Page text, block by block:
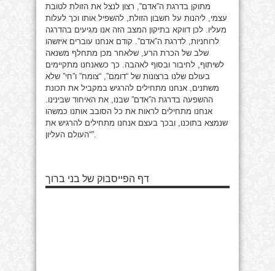
מתוקן בדרגת ה”אדם”, רצון לנצל את הזולת לטובת
עצמי, ליהנות על חשבון הזולת, להשפיל אותו וכך לעלות
מעליו. לכן דווקא בתיקון המצב הזה אנו מגיעים בהדרגה
לרוחניות, לדרגת ה”אדם”. קודם אנחנו עוברים איזשהו
שלב של הכרת הרע, שלאחר מכן מתחלף משנאה
לשיתוף, לחיבור ובסוף לאהבה. כך כשאנחנו מתקיימים
בעולם שלנו ברצונות של “דומם”, “צומח” ו”חי” שלא
משתנים, אנחנו מתחילים להרגיש במקביל את תכונת
ההשפעה בדרגת ה”אדם” שבנו, את האיחוד שבינינו.
אנחנו מתחילים לראות את כל הסובב אותנו כמשהו
שנמצא בתוכנו, ובכך בעצם אנחנו מתחילים להרגיש את
“העולם העליון”.
דף הפייסבוק של בני ברוך